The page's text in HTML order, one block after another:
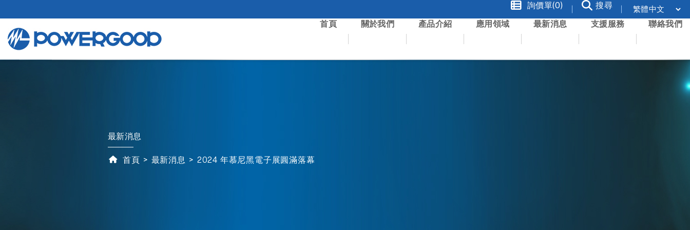
詢價單(0)
搜尋
首頁
關於我們 產品介紹 應用領域 最新消息 支援服務 聯絡我們
最新消息
首頁 最新消息 2024 年慕尼黑電子展圓滿落幕